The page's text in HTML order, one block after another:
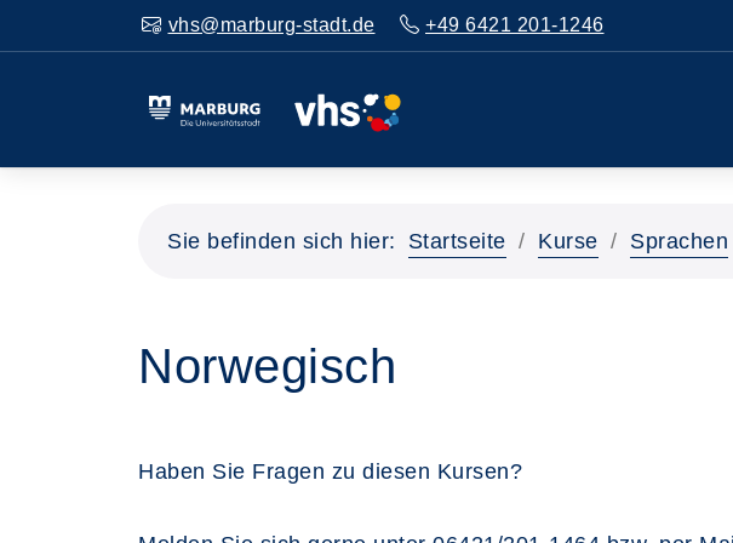
vhs@marburg-stadt.de +49 6421 201-1246
Sie befinden sich hier: Startseite Kurse Sprachen
Norwegisch
Haben Sie Fragen zu diesen Kursen?